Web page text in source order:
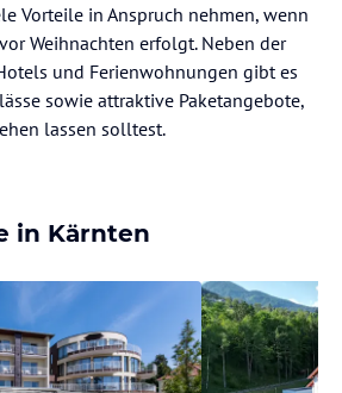
Vorteile in Anspruch nehmen, wenn
Weihnachten erfolgt. Neben der
und Ferienwohnungen gibt es
sowie attraktive Paketangebote,
lassen solltest.
in Kärnten